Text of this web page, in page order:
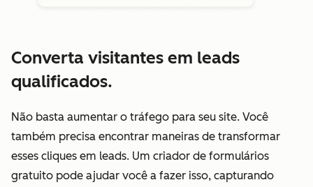
Converta visitantes em leads
qualificados.
Não basta aumentar o tráfego para seu site. Você
também precisa encontrar maneiras de transformar
esses cliques em leads. Um criador de formulários
gratuito pode ajudar você a fazer isso, capturando